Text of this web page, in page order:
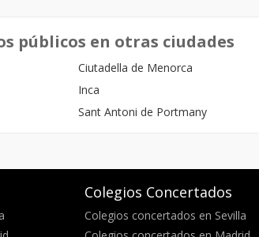
públicos en otras ciudades
Ciutadella de Menorca
Inca
Sant Antoni de Portmany
Colegios Concertados
Colegios concertados en Sevilla